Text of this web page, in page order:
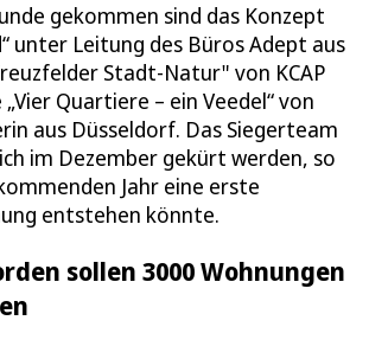
gekommen sind das Konzept
unter Leitung des Büros Adept aus
Stadt-Natur" von KCAP
Quartiere – ein Veedel“ von
aus Düsseldorf. Das Siegerteam
im Dezember gekürt werden, so
Jahr eine erste
entstehen könnte.
sollen 3000 Wohnungen